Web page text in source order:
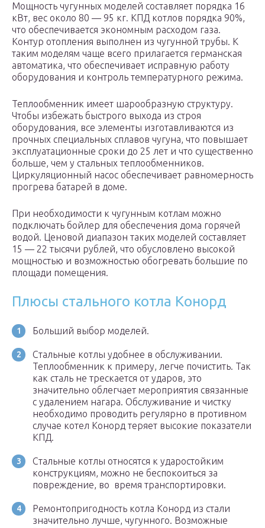
Мощность чугунных моделей составляет порядка 16
кВт, вес около 80 — 95 кг. КПД котлов порядка 90%,
что обеспечивается экономным расходом газа.
Контур отопления выполнен из чугунной трубы. К
таким моделям чаще всего прилагается германская
автоматика, что обеспечивает исправную работу
оборудования и контроль температурного режима.
Теплообменник имеет шарообразную структуру.
Чтобы избежать быстрого выхода из строя
оборудования, все элементы изготавливаются из
прочных специальных сплавов чугуна, что повышает
эксплуатационные сроки до 25 лет и что существенно
больше, чем у стальных теплообменников.
Циркуляционный насос обеспечивает равномерность
прогрева батарей в доме.
При необходимости к чугунным котлам можно
подключать бойлер для обеспечения дома горячей
водой. Ценовой диапазон таких моделей составляет
15 — 22 тысячи рублей, что обусловлено высокой
мощностью и возможностью обогревать большие по
площади помещения.
Плюсы стального котла Конорд
Больший выбор моделей.
Стальные котлы удобнее в обслуживании.
Теплообменник к примеру, легче почистить. Так
как сталь не трескается от ударов, это
значительно облегчает мероприятия связанные
с удалением нагара. Обслуживание и чистку
необходимо проводить регулярно в противном
случае котел Конорд теряет высокие показатели
КПД.
Стальные котлы относятся к ударостойким
конструкциям, можно не беспокоиться за
повреждение, во время транспортировки.
Ремонтопригодность котла Конорд из стали
значительно лучше, чугунного. Возможные